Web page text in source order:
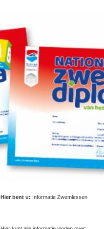
Hier bent u: Informatie Zwemlessen